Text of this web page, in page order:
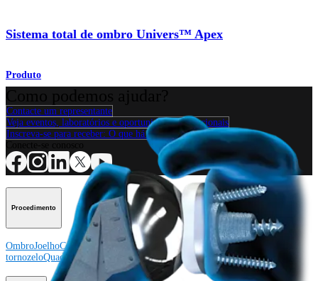
Sistema total de ombro Univers™ Apex
Produto
Contacte um representante
Veja eventos, laboratórios e oportunidades educacionais
Inscreva-se para receber: O que há de novo na Arthrex?
Procedimento
OmbroJoelhoCotovelo Mão e punhoPé e
tornozeloQuadrilOrtobiológicosCirurgia cardiotorácicaColuna vertebral